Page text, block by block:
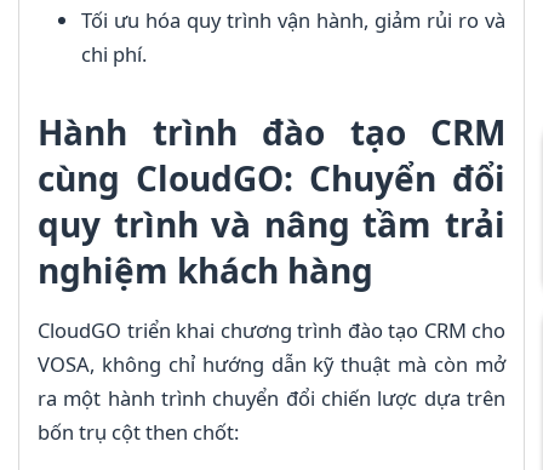
Tối ưu hóa quy trình vận hành, giảm rủi ro và
chi phí.
Hành trình đào tạo CRM
cùng CloudGO: Chuyển đổi
quy trình và nâng tầm trải
nghiệm khách hàng
CloudGO triển khai chương trình đào tạo CRM cho
VOSA, không chỉ hướng dẫn kỹ thuật mà còn mở
ra một hành trình chuyển đổi chiến lược dựa trên
bốn trụ cột then chốt: